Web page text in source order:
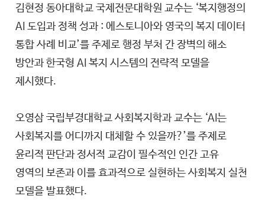
김현정 동아대학교 국제전문대학원 교수는 ‘복지행정의
AI 도입과 정책 성과 : 에스토니아와 영국의 복지 데이터
통합 사례 비교’를 주제로 행정 부처 간 장벽의 해소
방안과 한국형 AI 복지 시스템의 전략적 모델을
제시했다.
오영삼 국립부경대학교 사회복지학과 교수는 ‘AI는
사회복지를 어디까지 대체할 수 있을까?’를 주제로
윤리적 판단과 정서적 교감이 필수적인 인간 고유
영역의 보존과 이를 효과적으로 실현하는 사회복지 실천
모델을 발표했다.